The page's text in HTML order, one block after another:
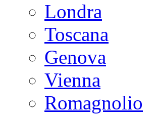
Londra
Toscana
Genova
Vienna
Romagnolio